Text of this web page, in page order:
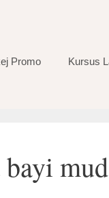
Promo Kursus